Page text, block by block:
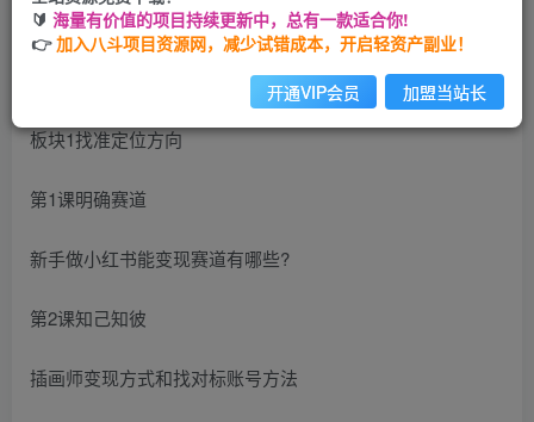
板块1找准定位方向
第1课明确赛道
新手做小红书能变现赛道有哪些?
第2课知己知彼
插画师变现方式和找对标账号方法
🔰 海量有价值的项目持续更新中，总有一款适合你!
👉加入八斗项目资源网，减少试错成本，开启轻资产副业！
开通VIP会员 加盟当站长